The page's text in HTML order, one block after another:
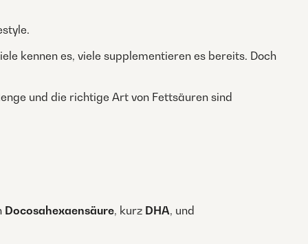
kennen es, viele supplementieren es bereits. Doch
und die richtige Art von Fettsäuren sind
Docosahexaensäure, kurz DHA, und